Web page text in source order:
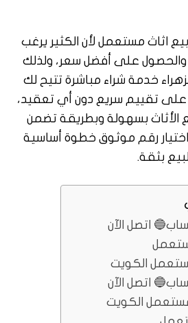
اثاث مستعمل لأن الكثير يرغب
على أفضل سعر، ولذلك
خدمة شراء مباشرة تتيح لك
على تقييم سريع دون أي تعقيد،
بسهولة وبطريقة تضمن
اختيار رقم موثوق خطوة أساسية
بثقة.
اتصل الآن
الكويت
اتصل الآن
مستعمل الكويت